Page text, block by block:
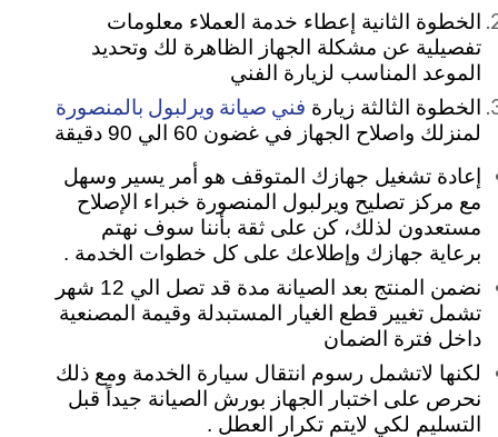
الخطوة الثانية إعطاء خدمة العملاء معلومات
تفصيلية عن مشكلة الجهاز الظاهرة لك وتحديد
الموعد المناسب لزيارة الفني
الخطوة الثالثة زيارة فني صيانة ويرلبول بالمنصورة
لمنزلك واصلاح الجهاز في غضون 60 الي 90 دقيقة
إعادة تشغيل جهازك المتوقف هو أمر يسير وسهل
مع مركز تصليح ويرلبول المنصورة خبراء الإصلاح
مستعدون لذلك، كن على ثقة بأننا سوف نهتم
برعاية جهازك وإطلاعك على كل خطوات الخدمة .
نضمن المنتج بعد الصيانة مدة قد تصل الي 12 شهر
تشمل تغيير قطع الغيار المستبدلة وقيمة المصنعية
داخل فترة الضمان
لكنها لاتشمل رسوم انتقال سيارة الخدمة ومع ذلك
نحرص على اختبار الجهاز بورش الصيانة جيداً قبل
التسليم لكي لايتم تكرار العطل .